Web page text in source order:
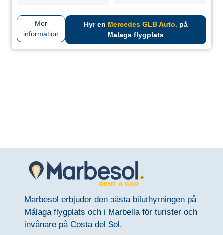
Mer
information
Hyr en Mercedes GLB Auto. på
Malaga flygplats
Marbesol erbjuder den bästa biluthyrningen på
Málaga flygplats och i Marbella för turister och
invånare på Costa del Sol.